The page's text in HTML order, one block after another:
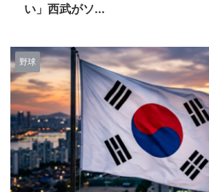
い」西武がソ...
野球